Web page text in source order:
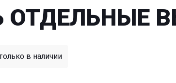
ОТДЕЛЬНЫЕ
в наличии